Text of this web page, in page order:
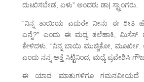
ದುಃಖಿಸಬೇಡ, ಏಳು” ಅಂದರು ಡಾ| ಸ್ಟ್ರಾಂಗರು.
“ನಿನ್ನ ತಾಯಿಯ ಎದುರೇ ನೀನು ಈ ರೀತಿ
ಎನ್ನೆ?” ಎಂದು ಈ ಮಧ್ಯ ತಲೆಹಾಕಿ, ಮಿಸೆಸ್
ಕೇಳಿದಳು. “ನಿನ್ನ ಬಾಯಿ ಮುಚ್ಚಿಕೋ,
ಎಂದು ನನ್ನ ಅತ್ತೆ ಸಿಟ್ಟಿನಿಂದ, ಮಧ್ಯೆ ಪ್ರವೇಶಿಸಿ
ಈ ಯಾವ ಮಾತುಗಳಿಗೂ ಗಮನವೀಯದೆ